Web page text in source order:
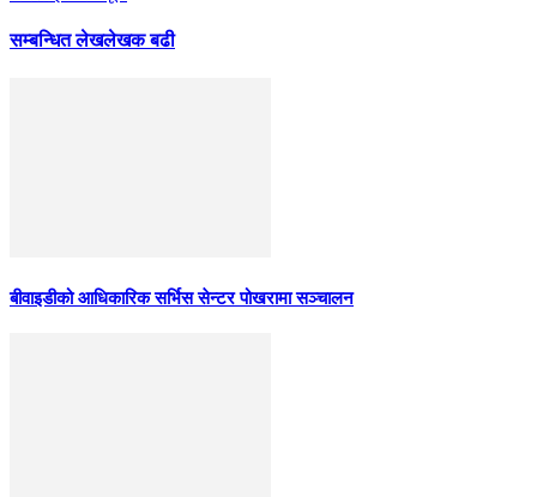
सम्बन्धित लेखलेखक बढी
बीवाइडीको आधिकारिक सर्भिस सेन्टर पोखरामा सञ्चालन